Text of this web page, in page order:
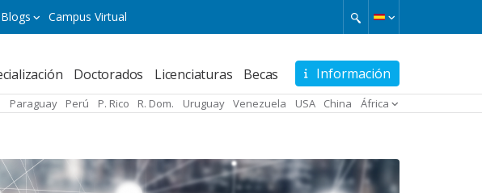
Campus Virtual
Información
Doctorados Licenciaturas Becas
Paraguay Perú P. Rico R. Dom. Uruguay Venezuela USA China África